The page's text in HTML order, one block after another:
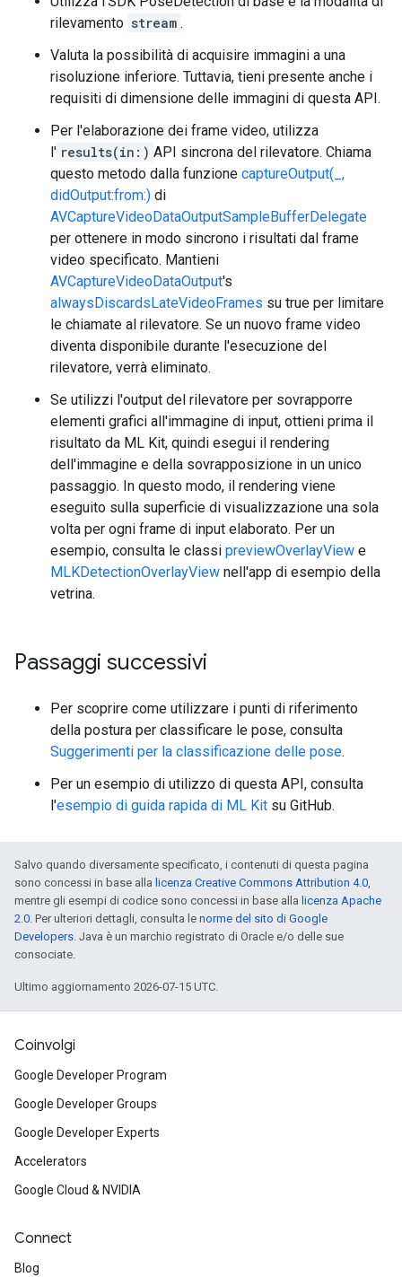
rilevamento stream .
Valuta la possibilità di acquisire immagini a una
risoluzione inferiore. Tuttavia, tieni presente anche i
requisiti di dimensione delle immagini di questa API.
Per l'elaborazione dei frame video, utilizza
l' results(in:) API sincrona del rilevatore. Chiama
questo metodo dalla funzione captureOutput(_,
didOutput:from:) di
AVCaptureVideoDataOutputSampleBufferDelegate
per ottenere in modo sincrono i risultati dal frame
video specificato. Mantieni
AVCaptureVideoDataOutput's
alwaysDiscardsLateVideoFrames su true per limitare
le chiamate al rilevatore. Se un nuovo frame video
diventa disponibile durante l'esecuzione del
rilevatore, verrà eliminato.
Se utilizzi l'output del rilevatore per sovrapporre
elementi grafici all'immagine di input, ottieni prima il
risultato da ML Kit, quindi esegui il rendering
dell'immagine e della sovrapposizione in un unico
passaggio. In questo modo, il rendering viene
eseguito sulla superficie di visualizzazione una sola
volta per ogni frame di input elaborato. Per un
esempio, consulta le classi previewOverlayView e
MLKDetectionOverlayView nell'app di esempio della
vetrina.
Passaggi successivi
Per scoprire come utilizzare i punti di riferimento
della postura per classificare le pose, consulta
Suggerimenti per la classificazione delle pose.
Per un esempio di utilizzo di questa API, consulta
l'esempio di guida rapida di ML Kit su GitHub.
Salvo quando diversamente specificato, i contenuti di questa pagina
sono concessi in base alla licenza Creative Commons Attribution 4.0,
mentre gli esempi di codice sono concessi in base alla licenza Apache
2.0. Per ulteriori dettagli, consulta le norme del sito di Google
Developers. Java è un marchio registrato di Oracle e/o delle sue
consociate.
Ultimo aggiornamento 2026-07-15 UTC.
Coinvolgi
Google Developer Program
Google Developer Groups
Google Developer Experts
Accelerators
Google Cloud & NVIDIA
Connect
Blog